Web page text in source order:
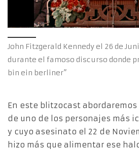
John Fitzgerald Kennedy el 26 de
durante el famoso discurso donde
bin ein berliner”
En este blitzocast
de uno de los personajes más
y cuyo asesinato el 22 de
hizo más que alimentar ese